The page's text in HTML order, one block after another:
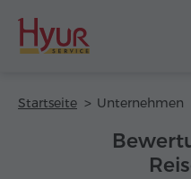
Startseite Unternehmen